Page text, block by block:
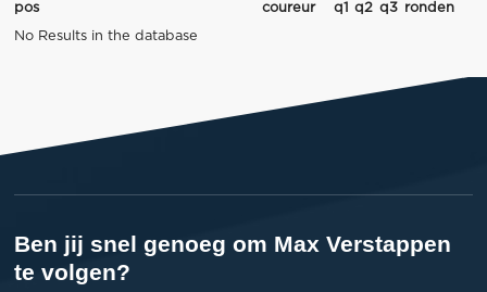
pos coureur q1 q2 q3 ronden
No Results in the database
Ben jij snel genoeg om Max Verstappen
te volgen?